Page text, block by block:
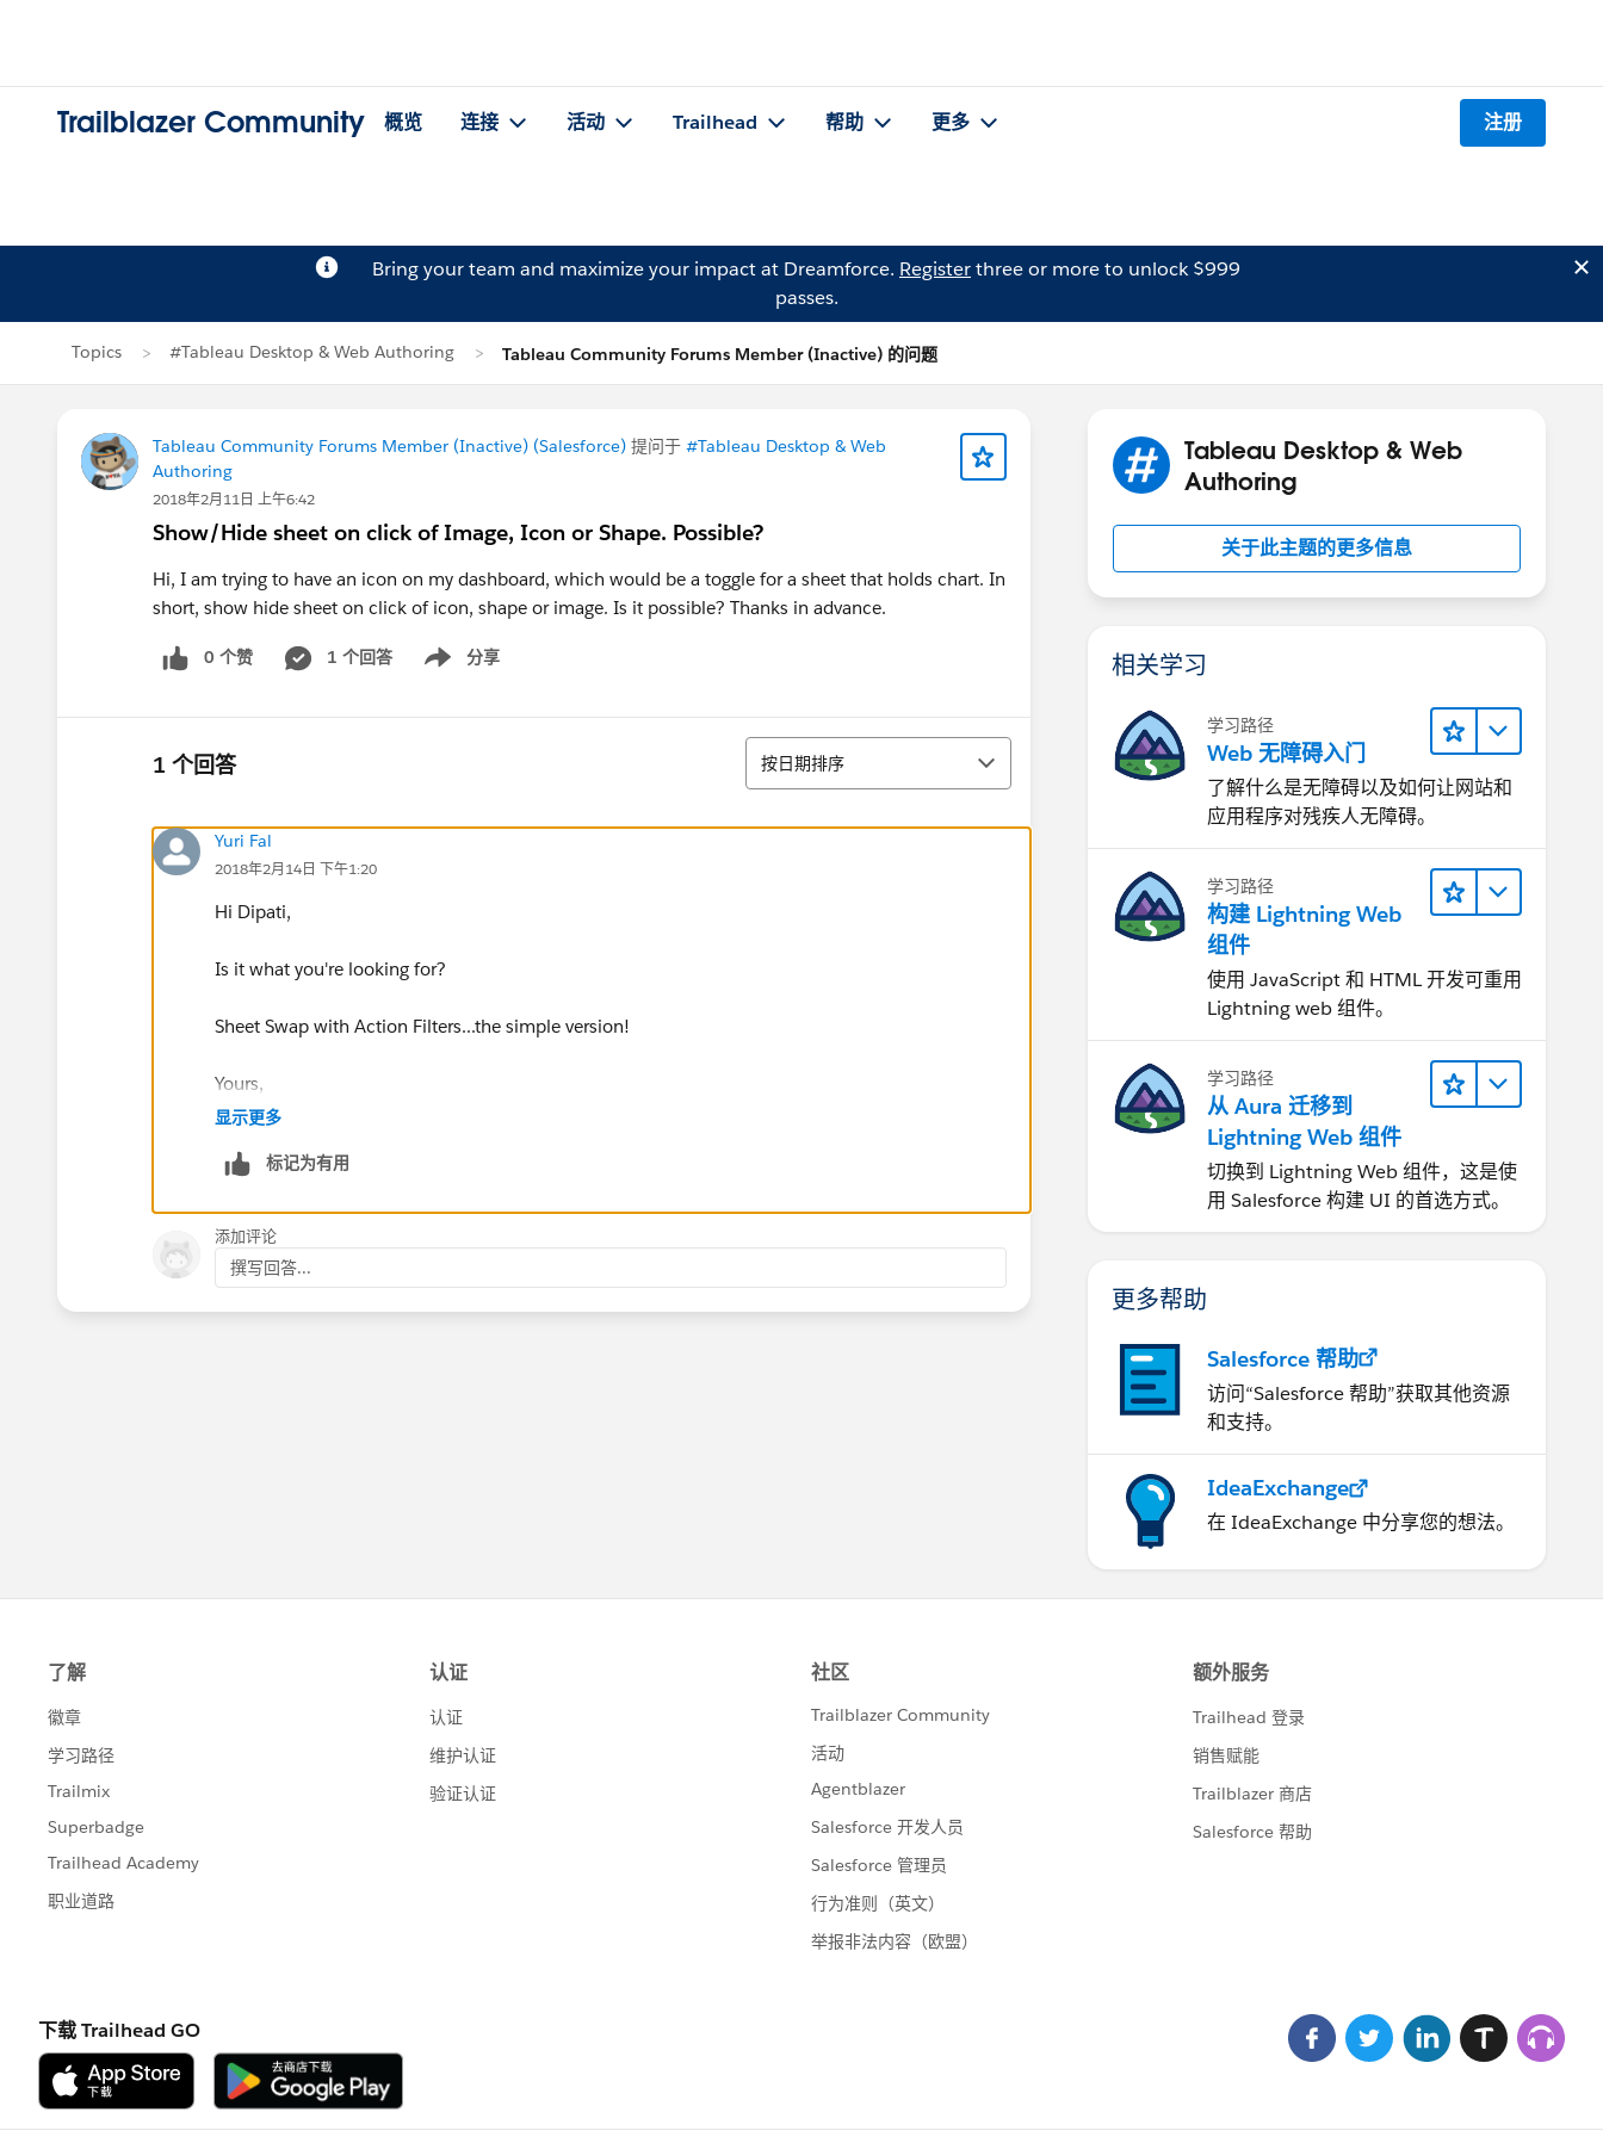
Trailblazer Community 概览 连接 活动 Trailhead 帮助 更多 注册
Bring your team and maximize your impact at Dreamforce. Registerthree or more to unlock $999
passes.
Topics #Tableau Desktop & Web Authoring Tableau Community Forums Member (Inactive) 的问题
Tableau Community Forums Member (Inactive) (Salesforce) 提问于 #Tableau Desktop & Web
Authoring
2018年2月11日 上午6:42
Show/Hide sheet on click of Image, Icon or Shape. Possible?
Hi, I am trying to have an icon on my dashboard, which would be a toggle for a sheet that holds chart. In
short, show hide sheet on click of icon, shape or image. Is it possible? Thanks in advance.
0 个赞 1 个回答 分享
Show menu
1 个回答 排序
按日期排序
Yuri Fal
2018年2月14日 下午1:20
Hi Dipati,
Is it what you're looking for?
Sheet Swap with Action Filters...the simple version!
Yours,
Yuri
显示更多
标记为有用
添加评论
撰写回答...
Tableau Desktop & Web
Authoring
关于此主题的更多信息
相关学习
学习路径
Web 无障碍入门
了解什么是无障碍以及如何让网站和
应用程序对残疾人无障碍。
学习路径
构建 Lightning Web
组件
使用 JavaScript 和 HTML 开发可重用
Lightning web 组件。
学习路径
从 Aura 迁移到
Lightning Web 组件
切换到 Lightning Web 组件，这是使
用 Salesforce 构建 UI 的首选方式。
更多帮助
Salesforce 帮助
访问“Salesforce 帮助”获取其他资源
和支持。
IdeaExchange
在 IdeaExchange 中分享您的想法。